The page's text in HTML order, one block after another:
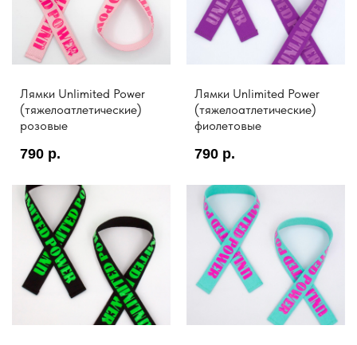
Лямки Unlimited Power
(тяжелоатлетические)
розовые
790 р.
Лямки Unlimited Power
(тяжелоатлетические)
фиолетовые
790 р.